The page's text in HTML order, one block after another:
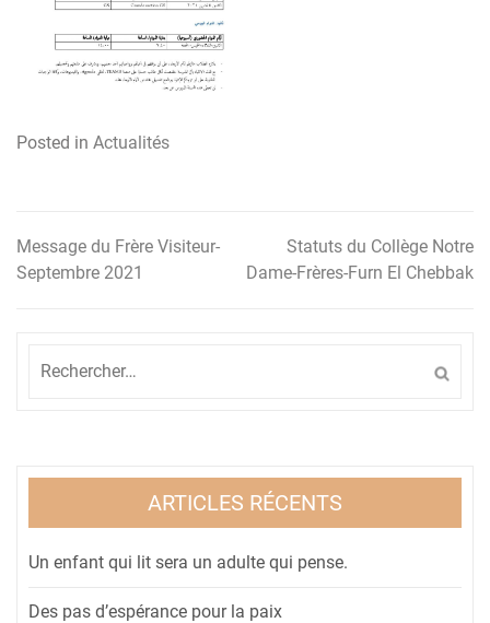
Posted in Actualités
Navigation
de
Message du Frère Visiteur-
Septembre 2021
Statuts du Collège Notre
Dame-Frères-Furn El Chebbak
ARTICLES RÉCENTS
Un enfant qui lit sera un adulte qui pense.
Des pas d’espérance pour la paix